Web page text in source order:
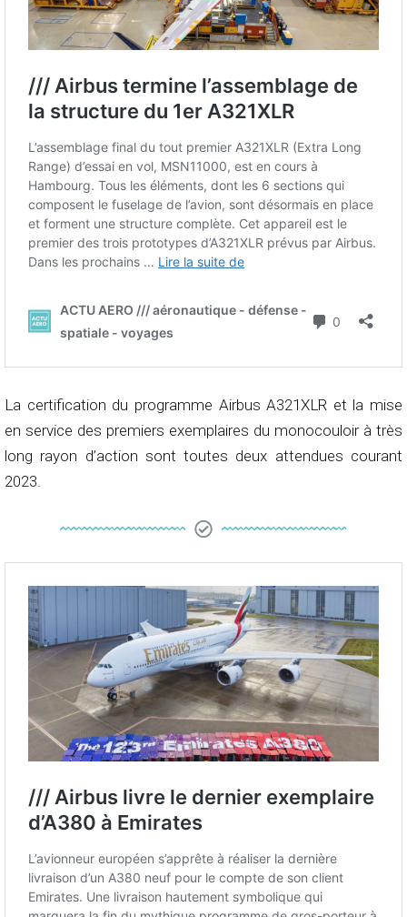
La certification du programme Airbus A321XLR et la mise
en service des premiers exemplaires du monocouloir à très
long rayon d’action sont toutes deux attendues courant
2023.